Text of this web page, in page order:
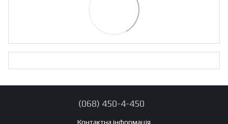
(068) 450-4-450
Контактна інформація